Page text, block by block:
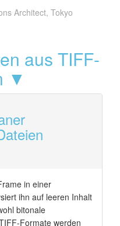
Architect, Tokyo
aus TIFF-
▼
in einer
ihn auf leeren Inhalt
bitonale
Formate werden